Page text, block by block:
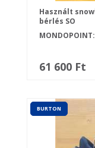
Használt
bérlés SO
61 600 Ft
BURTON